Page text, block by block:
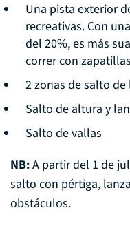
Una pista exterior
recreativas. Con
del 20%, es más
correr con
2 zonas de salto
Salto de altura y
Salto de vallas
NB:A partir del 1 de
salto con pértiga,
obstáculos.